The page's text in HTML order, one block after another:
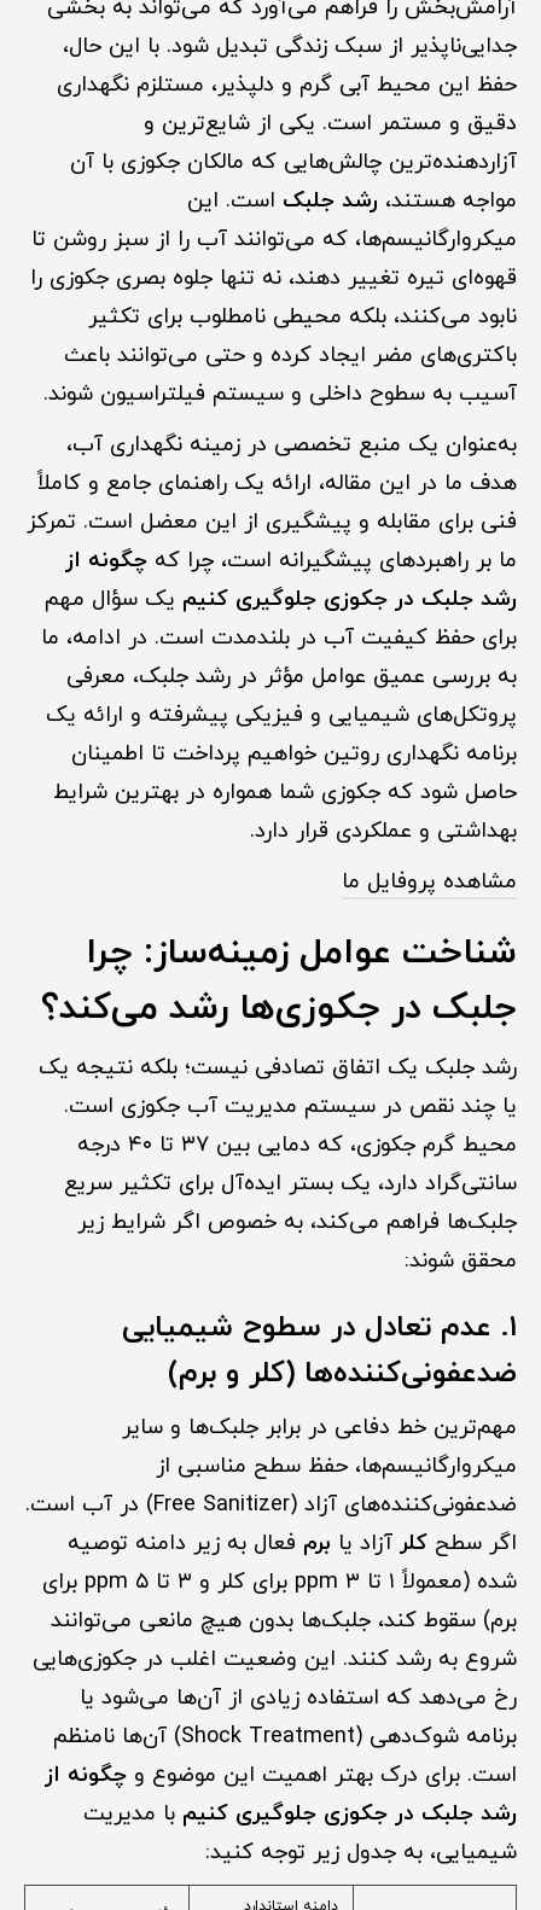
آرامش‌بخش را فراهم می‌آورد که می‌تواند به بخشی
جدایی‌ناپذیر از سبک زندگی تبدیل شود. با این حال،
حفظ این محیط آبی گرم و دلپذیر، مستلزم نگهداری
دقیق و مستمر است. یکی از شایع‌ترین و
آزاردهنده‌ترین چالش‌هایی که مالکان جکوزی با آن
مواجه هستند، رشد جلبک است. این
میکروارگانیسم‌ها، که می‌توانند آب را از سبز روشن تا
قهوه‌ای تیره تغییر دهند، نه تنها جلوه بصری جکوزی را
نابود می‌کنند، بلکه محیطی نامطلوب برای تکثیر
باکتری‌های مضر ایجاد کرده و حتی می‌توانند باعث
آسیب به سطوح داخلی و سیستم فیلتراسیون شوند.
به‌عنوان یک منبع تخصصی در زمینه نگهداری آب،
هدف ما در این مقاله، ارائه یک راهنمای جامع و کاملاً
فنی برای مقابله و پیشگیری از این معضل است. تمرکز
ما بر راهبردهای پیشگیرانه است، چرا که چگونه از
رشد جلبک در جکوزی جلوگیری کنیم یک سؤال مهم
برای حفظ کیفیت آب در بلندمدت است. در ادامه، ما
به بررسی عمیق عوامل مؤثر در رشد جلبک، معرفی
پروتکل‌های شیمیایی و فیزیکی پیشرفته و ارائه یک
برنامه نگهداری روتین خواهیم پرداخت تا اطمینان
حاصل شود که جکوزی شما همواره در بهترین شرایط
بهداشتی و عملکردی قرار دارد.
مشاهده پروفایل ما
شناخت عوامل زمینه‌ساز: چرا
جلبک در جکوزی‌ها رشد می‌کند؟
رشد جلبک یک اتفاق تصادفی نیست؛ بلکه نتیجه یک
یا چند نقص در سیستم مدیریت آب جکوزی است.
محیط گرم جکوزی، که دمایی بین ۳۷ تا ۴۰ درجه
سانتی‌گراد دارد، یک بستر ایده‌آل برای تکثیر سریع
جلبک‌ها فراهم می‌کند، به خصوص اگر شرایط زیر
محقق شوند:
۱. عدم تعادل در سطوح شیمیایی
ضدعفونی‌کننده‌ها (کلر و برم)
مهم‌ترین خط دفاعی در برابر جلبک‌ها و سایر
میکروارگانیسم‌ها، حفظ سطح مناسبی از
ضدعفونی‌کننده‌های آزاد (Free Sanitizer) در آب است.
اگر سطح کلر آزاد یا برم فعال به زیر دامنه توصیه
شده (معمولاً ۱ تا ۳ ppm برای کلر و ۳ تا ۵ ppm برای
برم) سقوط کند، جلبک‌ها بدون هیچ مانعی می‌توانند
شروع به رشد کنند. این وضعیت اغلب در جکوزی‌هایی
رخ می‌دهد که استفاده زیادی از آن‌ها می‌شود یا
برنامه شوک‌دهی (Shock Treatment) آن‌ها نامنظم
است. برای درک بهتر اهمیت این موضوع و چگونه از
رشد جلبک در جکوزی جلوگیری کنیم با مدیریت
شیمیایی، به جدول زیر توجه کنید: